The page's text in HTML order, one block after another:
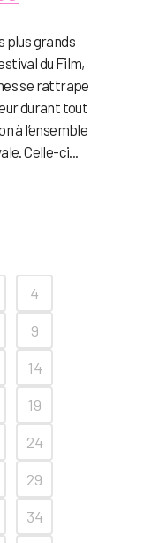
plus grands
du Film,
se rattrape
durant tout
à l’ensemble
Celle-ci...
4
9
14
19
24
29
34